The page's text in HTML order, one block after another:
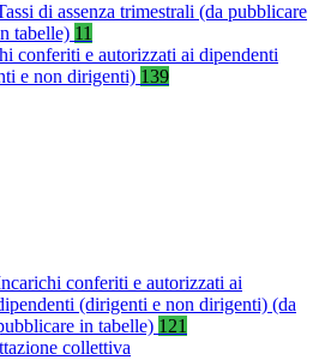
di assenza trimestrali (da pubblicare
tabelle) 11
conferiti e autorizzati ai dipendenti
e non dirigenti) 139
conferiti e autorizzati ai
(dirigenti e non dirigenti) (da
in tabelle) 121
collettiva